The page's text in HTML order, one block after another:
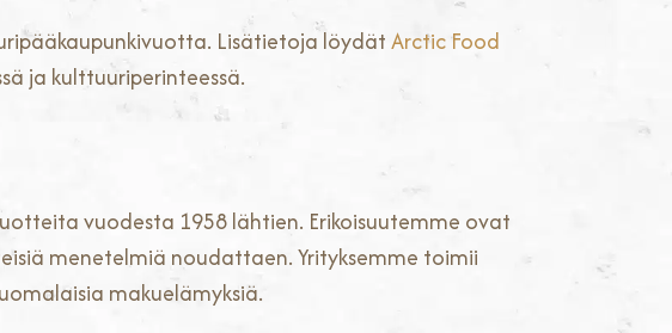
Lisätietoja löydätArctic Food
ja kulttuuriperinteessä.
vuodesta 1958 lähtien. Erikoisuutemme ovat
menetelmiä noudattaen. Yrityksemme toimii
makuelämyksiä.